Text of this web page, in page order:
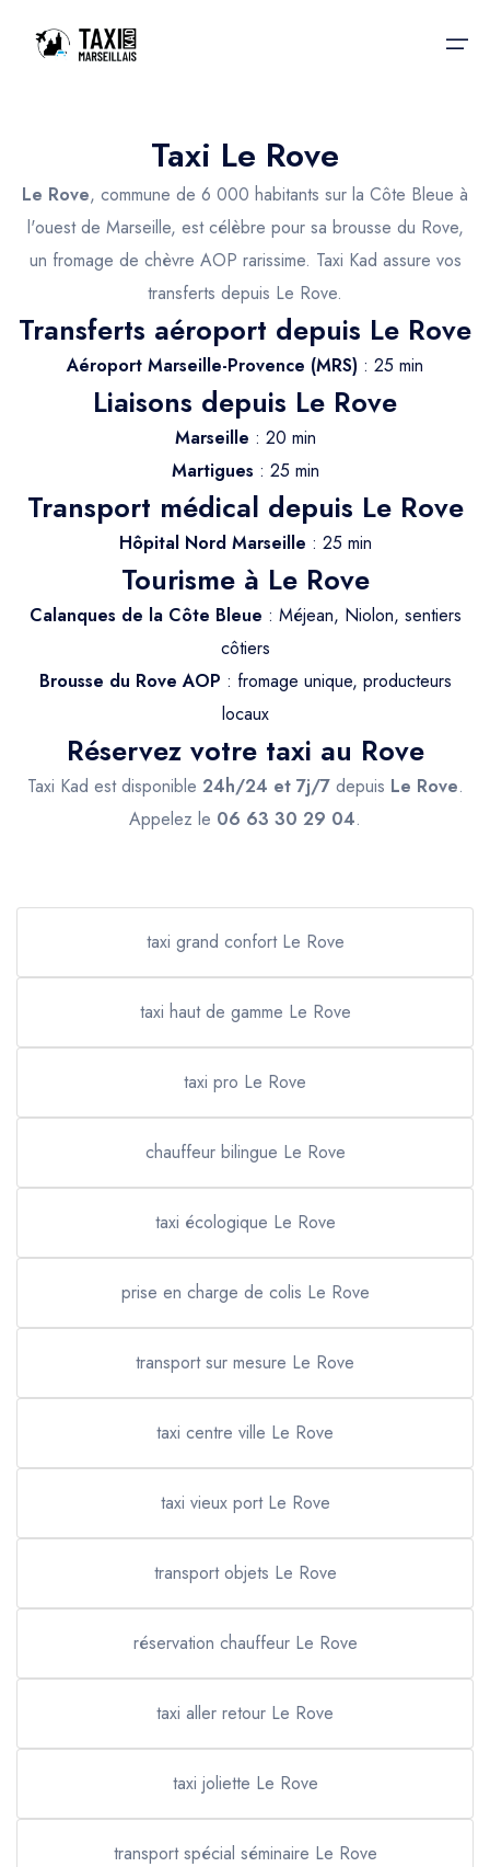
Nos services
Nos services
Taxis Aéroport
Trajet Gare SNCF
Trajet Port croisière
Trajet Séminaire
Trajet Longue Distance
Taxis aéroport
Réservation
Actualités & évènements
Contactez-nous
Taxi Le Rove
Le Rove, commune de 6 000 habitants sur la Côte Bleue à
l'ouest de Marseille, est célèbre pour sa brousse du Rove,
un fromage de chèvre AOP rarissime. Taxi Kad assure vos
transferts depuis Le Rove.
Transferts aéroport depuis Le Rove
Aéroport Marseille-Provence (MRS) : 25 min
Liaisons depuis Le Rove
Marseille : 20 min
Martigues : 25 min
Transport médical depuis Le Rove
Hôpital Nord Marseille : 25 min
Tourisme à Le Rove
Calanques de la Côte Bleue : Méjean, Niolon, sentiers
côtiers
Brousse du Rove AOP : fromage unique, producteurs
locaux
Réservez votre taxi au Rove
Taxi Kad est disponible 24h/24 et 7j/7depuis Le Rove.
Appelez le 06 63 30 29 04.
taxi grand confort Le Rove
taxi haut de gamme Le Rove
taxi pro Le Rove
chauffeur bilingue Le Rove
taxi écologique Le Rove
prise en charge de colis Le Rove
transport sur mesure Le Rove
taxi centre ville Le Rove
taxi vieux port Le Rove
transport objets Le Rove
réservation chauffeur Le Rove
taxi aller retour Le Rove
taxi joliette Le Rove
transport spécial séminaire Le Rove